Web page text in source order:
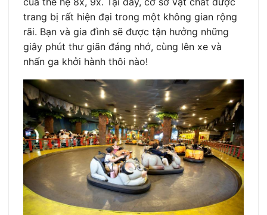
trang bị rất hiện đại trong một không gian rộng
rãi. Bạn và gia đình sẽ được tận hưởng những
giây phút thư giãn đáng nhớ, cùng lên xe và
nhấn ga khởi hành thôi nào!